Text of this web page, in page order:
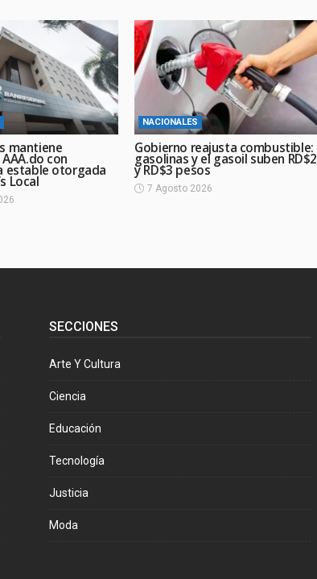
mantiene
con
estable otorgada
Local
NACIONALES
Gobierno reajusta combustible:
gasolinas y el gasoil suben RD$2
y RD$3 pesos
7 Agosto 2026
SECCIONES
Arte Y Cultura
Ciencia
Educación
Tecnología
Justicia
Moda